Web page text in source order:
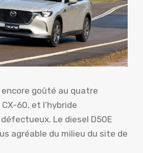
encore goûté au quatre
60, et l’hybride
Le diesel D50E
agréable du milieu du site de